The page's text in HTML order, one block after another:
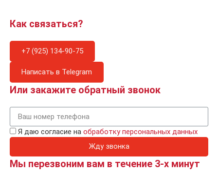
Как связаться?
+7 (925) 134-90-75
Написать в Telegram
Или закажите обратный звонок
Я даю согласие на обработку персональных данных
Жду звонка
Мы перезвоним вам в течение 3-х минут